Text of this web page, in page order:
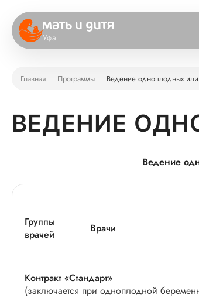
Уфа
Главная Программы Ведение одноплодных
ВЕДЕНИЕ
Ведение
Группы
врачей
Врачи
Контракт «Стандарт»
(заключается при одноплодной